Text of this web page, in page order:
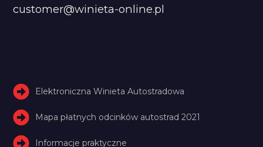
customer@winieta-online.pl
Elektroniczna Winieta Autostradowa
Mapa płatnych odcinków autostrad 2021
Informacje praktyczne